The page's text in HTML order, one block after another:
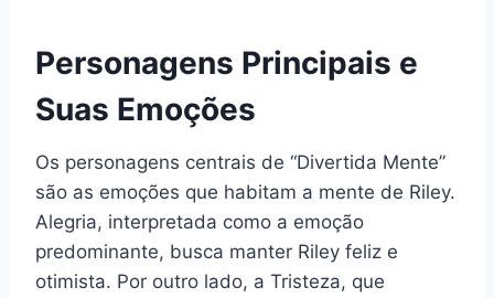
Personagens Principais e
Suas Emoções
Os personagens centrais de “Divertida Mente”
são as emoções que habitam a mente de Riley.
Alegria, interpretada como a emoção
predominante, busca manter Riley feliz e
otimista. Por outro lado, a Tristeza, que